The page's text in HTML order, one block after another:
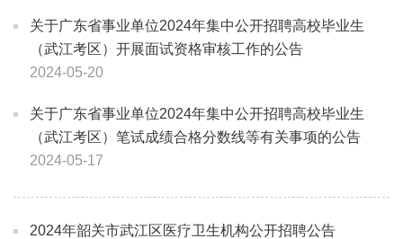
关于广东省事业单位2024年集中公开招聘高校毕业生
（武江考区）开展面试资格审核工作的公告
2024-05-20
关于广东省事业单位2024年集中公开招聘高校毕业生
（武江考区）笔试成绩合格分数线等有关事项的公告
2024-05-17
2024年韶关市武江区医疗卫生机构公开招聘公告